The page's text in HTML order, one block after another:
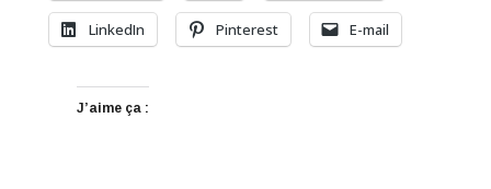
LinkedIn Pinterest E-mail
J’aime ça :